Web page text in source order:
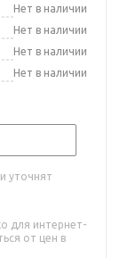
Нет в наличии
Нет в наличии
Нет в наличии
Нет в наличии
уточнят
для интернет-
от цен в